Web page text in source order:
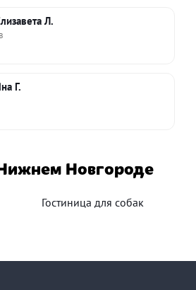
Л.
Г.
Новгороде
Гостиница для собак